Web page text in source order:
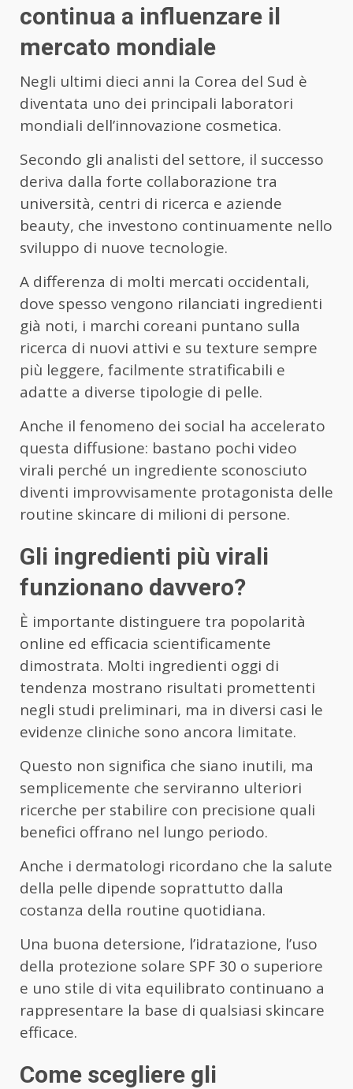
continua a influenzare il
mercato mondiale
Negli ultimi dieci anni la Corea del Sud è
diventata uno dei principali laboratori
mondiali dell’innovazione cosmetica.
Secondo gli analisti del settore, il successo
deriva dalla forte collaborazione tra
università, centri di ricerca e aziende
beauty, che investono continuamente nello
sviluppo di nuove tecnologie.
A differenza di molti mercati occidentali,
dove spesso vengono rilanciati ingredienti
già noti, i marchi coreani puntano sulla
ricerca di nuovi attivi e su texture sempre
più leggere, facilmente stratificabili e
adatte a diverse tipologie di pelle.
Anche il fenomeno dei social ha accelerato
questa diffusione: bastano pochi video
virali perché un ingrediente sconosciuto
diventi improvvisamente protagonista delle
routine skincare di milioni di persone.
Gli ingredienti più virali
funzionano davvero?
È importante distinguere tra popolarità
online ed efficacia scientificamente
dimostrata. Molti ingredienti oggi di
tendenza mostrano risultati promettenti
negli studi preliminari, ma in diversi casi le
evidenze cliniche sono ancora limitate.
Questo non significa che siano inutili, ma
semplicemente che serviranno ulteriori
ricerche per stabilire con precisione quali
benefici offrano nel lungo periodo.
Anche i dermatologi ricordano che la salute
della pelle dipende soprattutto dalla
costanza della routine quotidiana.
Una buona detersione, l’idratazione, l’uso
della protezione solare SPF 30 o superiore
e uno stile di vita equilibrato continuano a
rappresentare la base di qualsiasi skincare
efficace.
Come scegliere gli